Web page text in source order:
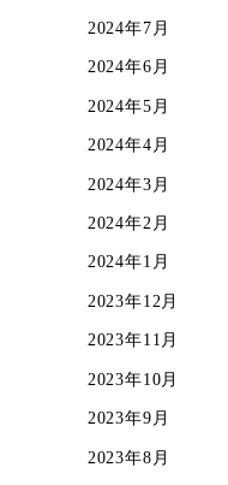
2024年7月
2024年6月
2024年5月
2024年4月
2024年3月
2024年2月
2024年1月
2023年12月
2023年11月
2023年10月
2023年9月
2023年8月